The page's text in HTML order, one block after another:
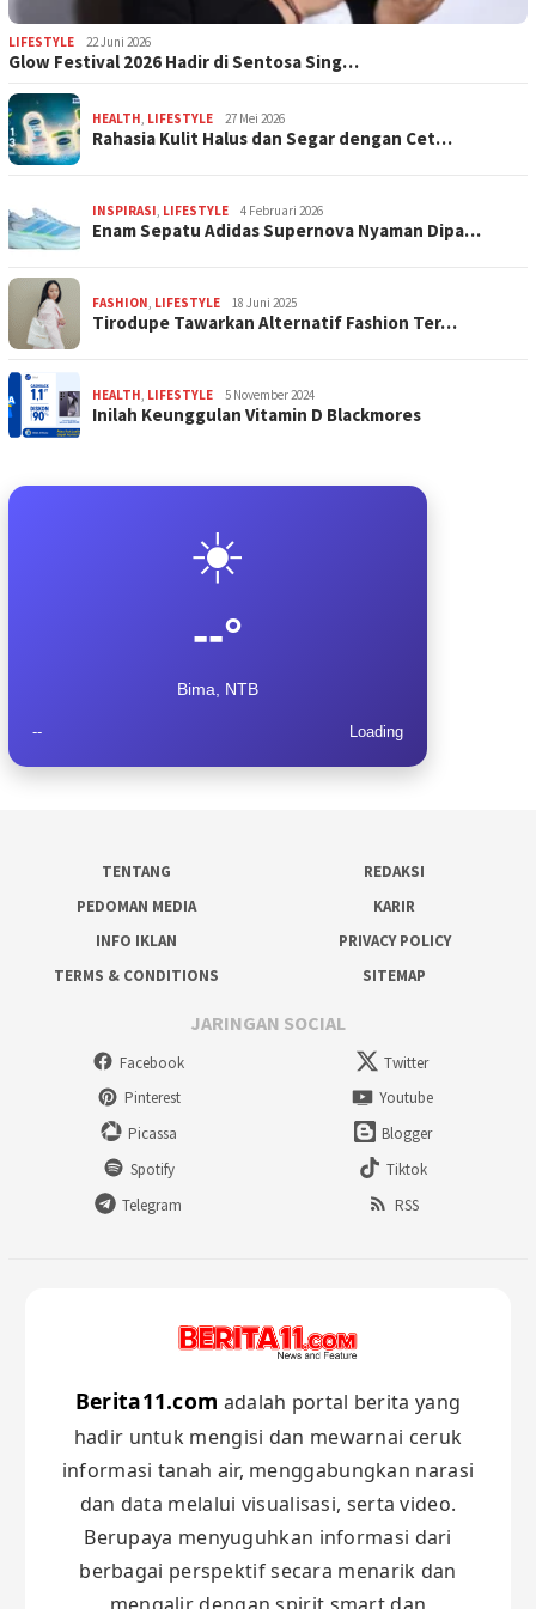
LIFESTYLE 22 Juni 2026
Glow Festival 2026 Hadir di Sentosa Sing…
HEALTH, LIFESTYLE 27 Mei 2026
Rahasia Kulit Halus dan Segar dengan Cet…
INSPIRASI, LIFESTYLE 4 Februari 2026
Enam Sepatu Adidas Supernova Nyaman Dipa…
FASHION, LIFESTYLE 18 Juni 2025
Tirodupe Tawarkan Alternatif Fashion Ter…
HEALTH, LIFESTYLE 5 November 2024
Inilah Keunggulan Vitamin D Blackmores
☀️
--°
Bima, NTB
-- Loading
TENTANG
REDAKSI
PEDOMAN MEDIA
KARIR
INFO IKLAN
PRIVACY POLICY
TERMS & CONDITIONS
SITEMAP
JARINGAN SOCIAL
Facebook
Twitter
Pinterest
Youtube
Picassa
Blogger
Spotify
Tiktok
Telegram
RSS
Berita11.com adalah portal berita yang
hadir untuk mengisi dan mewarnai ceruk
informasi tanah air, menggabungkan narasi
dan data melalui visualisasi, serta video.
Berupaya menyuguhkan informasi dari
berbagai perspektif secara menarik dan